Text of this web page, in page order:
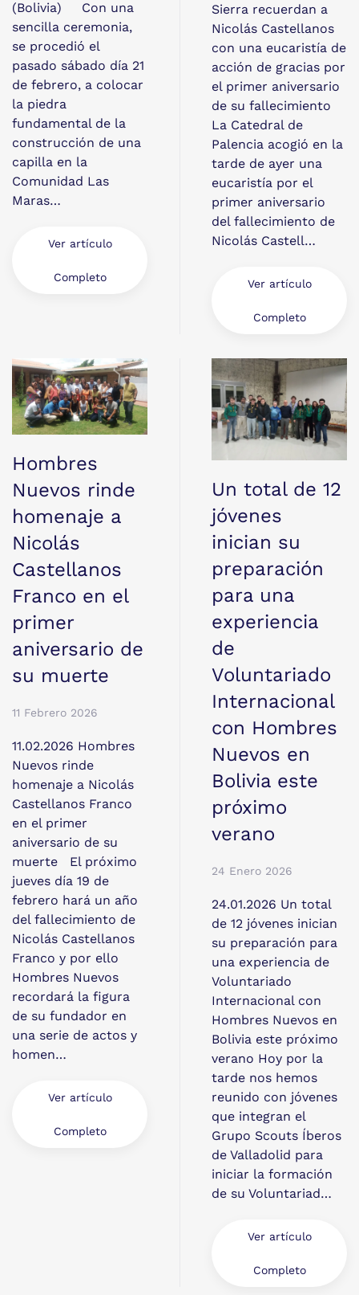
(Bolivia) Con una
sencilla ceremonia,
se procedió el
pasado sábado día 21
de febrero, a colocar
la piedra
fundamental de la
construcción de una
capilla en la
Comunidad Las
Maras…
Ver artículo
Completo
Sierra recuerdan a
Nicolás Castellanos
con una eucaristía de
acción de gracias por
el primer aniversario
de su fallecimiento
La Catedral de
Palencia acogió en la
tarde de ayer una
eucaristía por el
primer aniversario
del fallecimiento de
Nicolás Castell…
Ver artículo
Completo
Hombres
Nuevos rinde
homenaje a
Nicolás
Castellanos
Franco en el
primer
aniversario de
su muerte
11 Febrero 2026
11.02.2026 Hombres
Nuevos rinde
homenaje a Nicolás
Castellanos Franco
en el primer
aniversario de su
muerte El próximo
jueves día 19 de
febrero hará un año
del fallecimiento de
Nicolás Castellanos
Franco y por ello
Hombres Nuevos
recordará la figura
de su fundador en
una serie de actos y
homen…
Ver artículo
Completo
Un total de 12
jóvenes
inician su
preparación
para una
experiencia
de
Voluntariado
Internacional
con Hombres
Nuevos en
Bolivia este
próximo
verano
24 Enero 2026
24.01.2026 Un total
de 12 jóvenes inician
su preparación para
una experiencia de
Voluntariado
Internacional con
Hombres Nuevos en
Bolivia este próximo
verano Hoy por la
tarde nos hemos
reunido con jóvenes
que integran el
Grupo Scouts Íberos
de Valladolid para
iniciar la formación
de su Voluntariad…
Ver artículo
Completo